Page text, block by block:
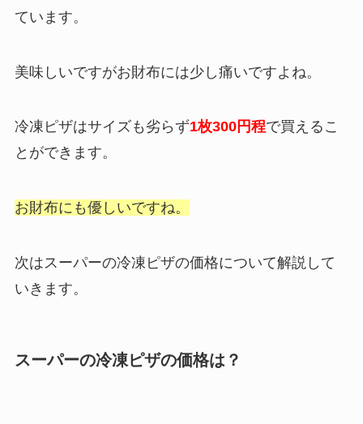
ています。
美味しいですがお財布には少し痛いですよね。
冷凍ピザはサイズも劣らず1枚300円程で買えるこ
とができます。
お財布にも優しいですね。
次はスーパーの冷凍ピザの価格について解説して
いきます。
スーパーの冷凍ピザの価格は？